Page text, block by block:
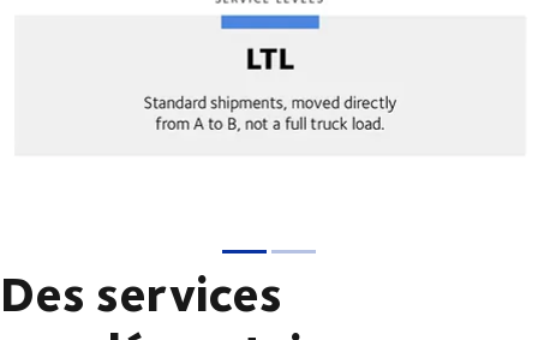
Des services